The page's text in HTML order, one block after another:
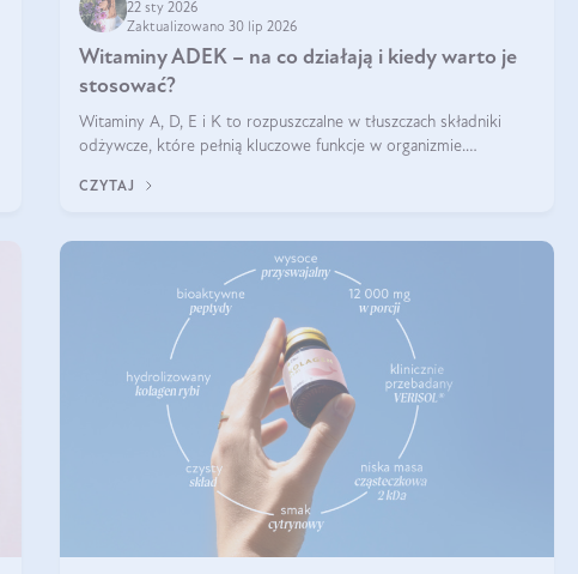
22 sty 2026
Zaktualizowano 30 lip 2026
Witaminy ADEK – na co działają i kiedy warto je
stosować?
Witaminy A, D, E i K to rozpuszczalne w tłuszczach składniki
odżywcze, które pełnią kluczowe funkcje w organizmie.
krzepliwość krwi oraz mineralizację kości.
CZYTAJ